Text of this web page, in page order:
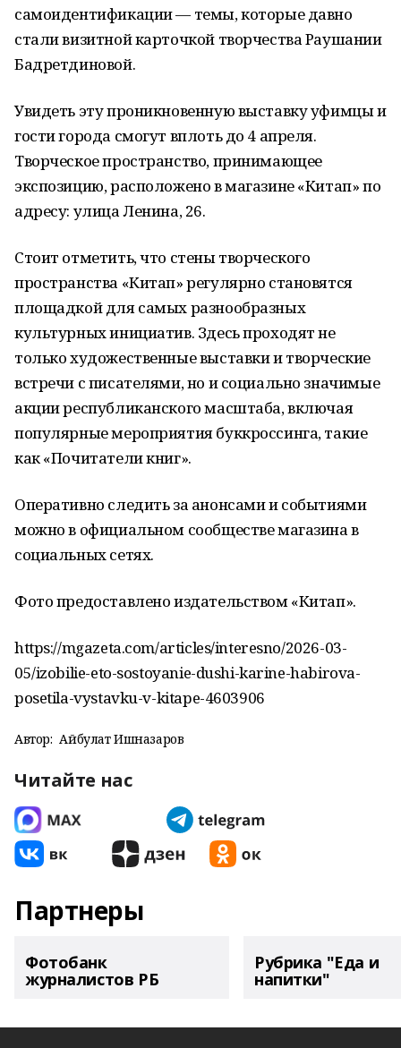
самоидентификации — темы, которые давно
стали визитной карточкой творчества Раушании
Бадретдиновой.
Увидеть эту проникновенную выставку уфимцы и
гости города смогут вплоть до 4 апреля.
Творческое пространство, принимающее
экспозицию, расположено в магазине «Китап» по
адресу: улица Ленина, 26.
Стоит отметить, что стены творческого
пространства «Китап» регулярно становятся
площадкой для самых разнообразных
культурных инициатив. Здесь проходят не
только художественные выставки и творческие
встречи с писателями, но и социально значимые
акции республиканского масштаба, включая
популярные мероприятия буккроссинга, такие
как «Почитатели книг».
Оперативно следить за анонсами и событиями
можно в официальном сообществе магазина в
социальных сетях.
Фото предоставлено издательством «Китап».
https://mgazeta.com/articles/interesno/2026-03-
05/izobilie-eto-sostoyanie-dushi-karine-habirova-
posetila-vystavku-v-kitape-4603906
Автор: Айбулат Ишназаров
Читайте нас
Партнеры
Фотобанк
журналистов РБ
Рубрика "Еда и
напитки"